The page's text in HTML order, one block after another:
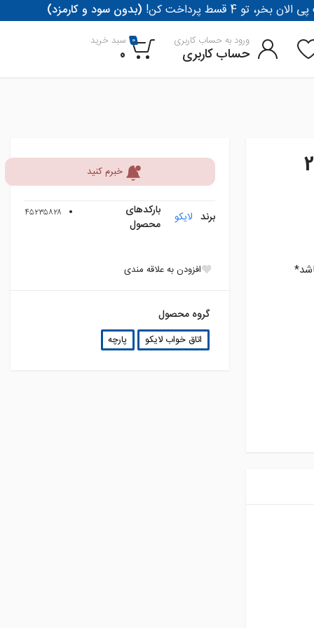
(بدون سود و کارمزد) بخر، تو 4 قسط پرداخت کن
ورود به حساب کاربری
حساب کاربری
0 سبد خرید
0
240 خبرم کنید
برند لایکو
بارکدهای
محصول
۴۵۲۳۵۸۲۸
افزودن به علاقه مندی
گروه محصول
اتاق خواب لایکو پارچه